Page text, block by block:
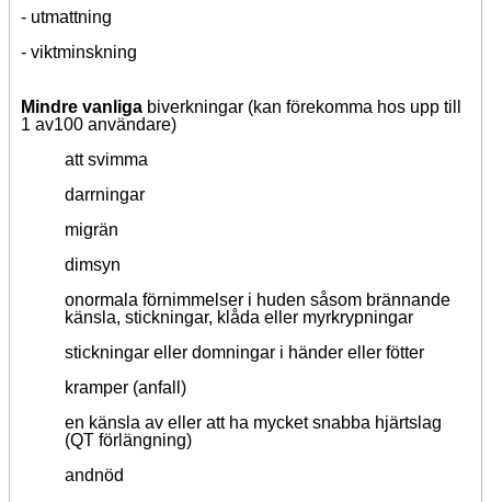
- utmattning
- viktminskning
Mindre vanliga biverkningar (kan förekomma hos upp till
1 av100 användare)
att svimma
darrningar
migrän
dimsyn
onormala förnimmelser i huden såsom brännande
känsla, stickningar, klåda eller myrkrypningar
stickningar eller domningar i händer eller fötter
kramper (anfall)
en känsla av eller att ha mycket snabba hjärtslag
(QT förlängning)
andnöd